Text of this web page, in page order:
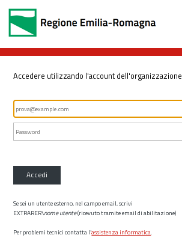
Accedere utilizzando l'account dell'organizzazione
Accedi
Se sei un utente esterno, nel campo email, scrivi
EXTRARER\nome utente(ricevuto tramite email di abilitazione)
Per problemi tecnici contatta l’assistenza informatica.